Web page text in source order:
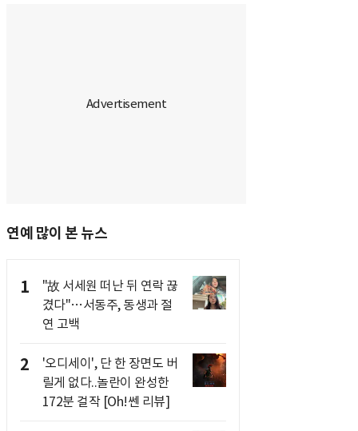
연예 많이 본 뉴스
1
"故 서세원 떠난 뒤 연락 끊
겼다"…서동주, 동생과 절
연 고백
2
'오디세이', 단 한 장면도 버
릴게 없다..놀란이 완성한
172분 걸작 [Oh!쎈 리뷰]